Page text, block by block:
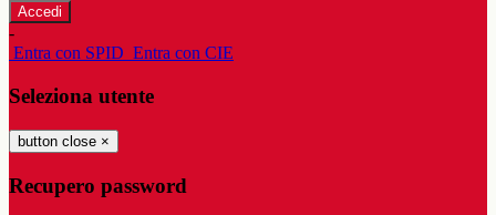
-
Entra con SPID Entra con CIE
Seleziona utente
button close ×
Recupero password